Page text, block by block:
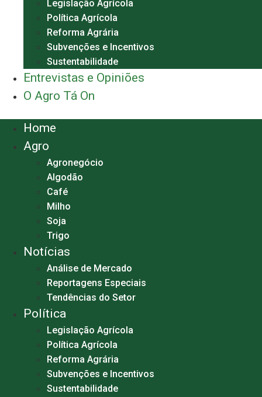
Legislação Agrícola
Política Agrícola
Reforma Agrária
Subvenções e Incentivos
Sustentabilidade
Entrevistas e Opiniões
O Agro Tá On
Home
Agro
Agronegócio
Algodão
Café
Milho
Soja
Trigo
Notícias
Análise de Mercado
Reportagens Especiais
Tendências do Setor
Política
Legislação Agrícola
Política Agrícola
Reforma Agrária
Subvenções e Incentivos
Sustentabilidade